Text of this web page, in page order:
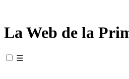
La Web de la
☰